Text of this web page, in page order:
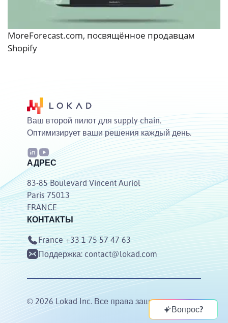
MoreForecast.com, посвящённое продавцам
Shopify
Ваш второй пилот для supply chain.
Оптимизирует ваши решения каждый день.
АДРЕС
83-85 Boulevard Vincent Auriol
Paris 75013
FRANCE
КОНТАКТЫ
France +33 1 75 57 47 63
Поддержка: contact@lokad.com
© 2026 Lokad Inc. Все права защищены.
Вопрос?